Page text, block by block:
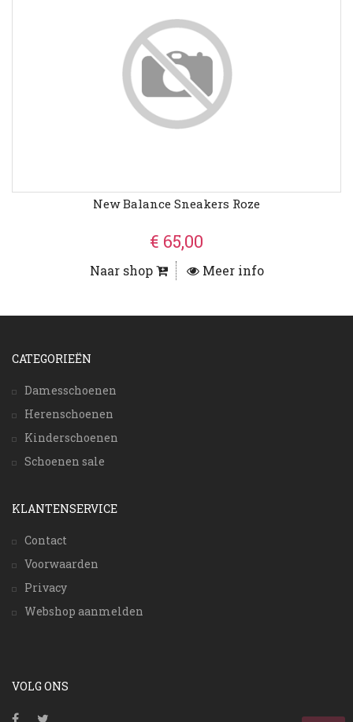
New Balance Sneakers Roze
€ 65,00
Naar shop Meer info
CATEGORIEËN
Damesschoenen
Herenschoenen
Kinderschoenen
Schoenen sale
KLANTENSERVICE
Contact
Voorwaarden
Privacy
Webshop aanmelden
VOLG ONS